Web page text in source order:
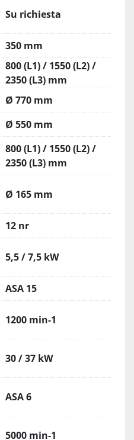
Su richiesta
350 mm
800 (L1) / 1550 (L2) /
2350 (L3) mm
Ø 770 mm
Ø 550 mm
800 (L1) / 1550 (L2) /
2350 (L3) mm
Ø 165 mm
12 nr
5,5 / 7,5 kW
ASA 15
1200 min-1
30 / 37 kW
ASA 6
5000 min-1